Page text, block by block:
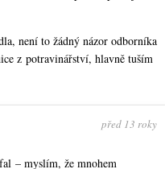
není to žádný názor odborníka
z potravinářství, hlavně tuším
před 13 roky
– myslím, že mnohem